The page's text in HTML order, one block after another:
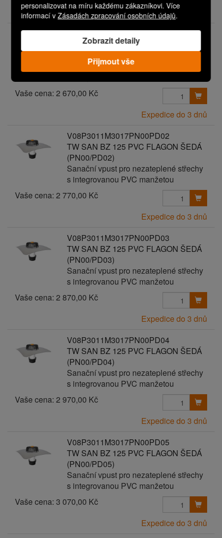
personalizovat na míru každému zákazníkovi. Více
informací vZásadách zpracování osobních údajů.
Zobrazit detaily
Přijmout vše
Expedice do 3 dnů
V08P3011M3017PN00PD01
TW SAN BZ 125 PVC FLAGON ŠEDÁ
Sanační vpust pro nezateplené střechy
Vaše cena: 2 670,00 Kč
Expedice do 3 dnů
V08P3011M3017PN00PD02
TW SAN BZ 125 PVC FLAGON ŠEDÁ
(PN00/PD02)
Sanační vpust pro nezateplené střechy
s integrovanou PVC manžetou
Vaše cena: 2 770,00 Kč
Expedice do 3 dnů
V08P3011M3017PN00PD03
TW SAN BZ 125 PVC FLAGON ŠEDÁ
(PN00/PD03)
Sanační vpust pro nezateplené střechy
s integrovanou PVC manžetou
Vaše cena: 2 870,00 Kč
Expedice do 3 dnů
V08P3011M3017PN00PD04
TW SAN BZ 125 PVC FLAGON ŠEDÁ
(PN00/PD04)
Sanační vpust pro nezateplené střechy
s integrovanou PVC manžetou
Vaše cena: 2 970,00 Kč
Expedice do 3 dnů
V08P3011M3017PN00PD05
TW SAN BZ 125 PVC FLAGON ŠEDÁ
(PN00/PD05)
Sanační vpust pro nezateplené střechy
s integrovanou PVC manžetou
Vaše cena: 3 070,00 Kč
Expedice do 3 dnů